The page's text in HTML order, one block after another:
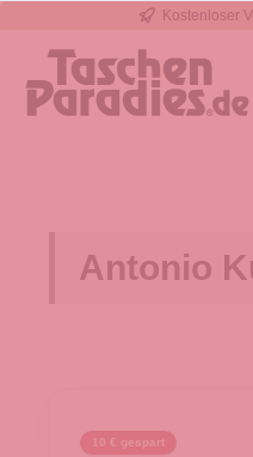
Zur
Kostenloser
Antonio
10 € gespart